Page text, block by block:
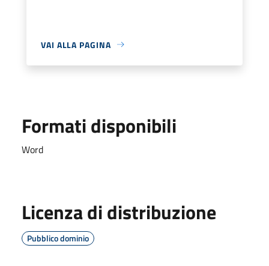
VAI ALLA PAGINA
Formati disponibili
Word
Licenza di distribuzione
Pubblico dominio